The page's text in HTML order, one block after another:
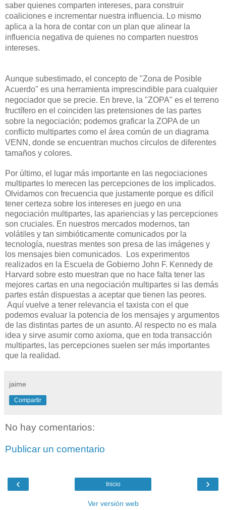
saber quienes comparten intereses, para construir
coaliciones e incrementar nuestra influencia. Lo mismo
aplica a la hora de contar con un plan que alinear la
influencia negativa de quienes no comparten nuestros
intereses.
Aunque subestimado, el concepto de "Zona de Posible
Acuerdo" es una herramienta imprescindible para cualquier
negociador que se precie. En breve, la "ZOPA" es el terreno
fructífero en el coinciden las pretensiones de las partes
sobre la negociación; podemos graficar la ZOPA de un
conflicto multipartes como el área común de un diagrama
VENN, donde se encuentran muchos círculos de diferentes
tamaños y colores.
Por último, el lugar más importante en las negociaciones
multipartes lo merecen las percepciones de los implicados.
Olvidamos con frecuencia que justamente porque es difícil
tener certeza sobre los intereses en juego en una
negociación multipartes, las apariencias y las percepciones
son cruciales. En nuestros mercados modernos, tan
volátiles y tan simbióticamente comunicados por la
tecnología, nuestras mentes son presa de las imágenes y
los mensajes bien comunicados. Los experimentos
realizados en la Escuela de Gobierno John F. Kennedy de
Harvard sobre esto muestran que no hace falta tener las
mejores cartas en una negociación multipartes si las demás
partes están dispuestas a aceptar que tienen las peores.
Aquí vuelve a tener relevancia el taxista con el que
podemos evaluar la potencia de los mensajes y argumentos
de las distintas partes de un asunto. Al respecto no es mala
idea y sirve asumir como axioma, que en toda transacción
multipartes, las percepciones suelen ser más importantes
que la realidad.
jaime
Compartir
No hay comentarios:
Publicar un comentario
‹ ›
Inicio
Ver versión web